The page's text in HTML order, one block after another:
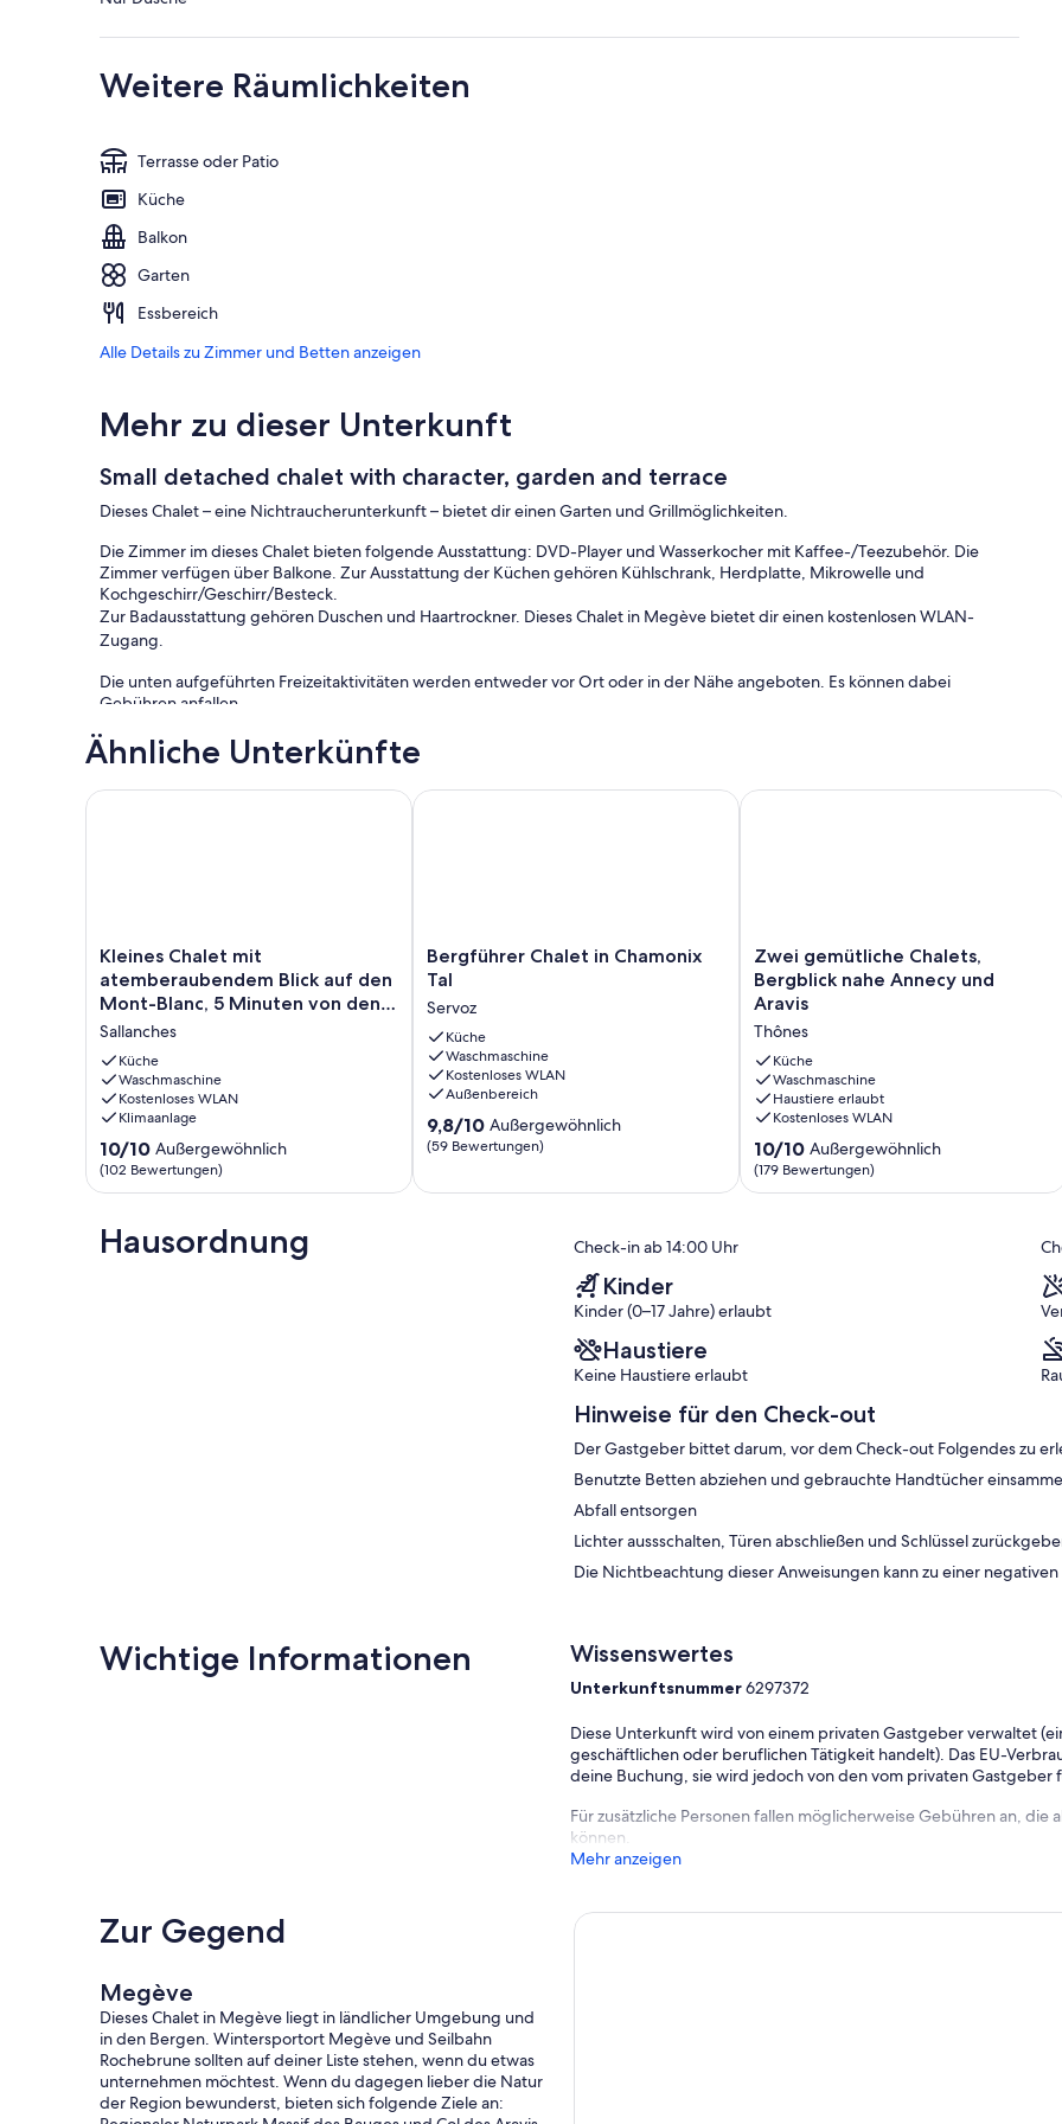
Weitere Räumlichkeiten
Terrasse oder Patio
Küche
Balkon
Garten
Essbereich
Alle Details zu Zimmer und Betten anzeigen
Mehr zu dieser Unterkunft
Small detached chalet with character, garden and terrace
Dieses Chalet – eine Nichtraucherunterkunft – bietet dir einen Garten und Grillmöglichkeiten.
Die Zimmer im dieses Chalet bieten folgende Ausstattung: DVD-Player und Wasserkocher mit Kaffee-/Teezubehör. Die
Zimmer verfügen über Balkone. Zur Ausstattung der Küchen gehören Kühlschrank, Herdplatte, Mikrowelle und
Kochgeschirr/Geschirr/Besteck.
Zur Badausstattung gehören Duschen und Haartrockner. Dieses Chalet in Megève bietet dir einen kostenlosen WLAN-
Zugang.
Die unten aufgeführten Freizeitaktivitäten werden entweder vor Ort oder in der Nähe angeboten. Es können dabei
Gebühren anfallen.
Ähnliche Unterkünfte
Kleines
Chalet
mit
atemberaubendem
Blick
auf
den
Mont-
Blanc,
5
Minuten
von
Skipisten
entfernt
Kleines Chalet mit
atemberaubendem Blick auf den
Mont-Blanc, 5 Minuten von den
Skipisten entfernt
Sallanches
Küche
Waschmaschine
Kostenloses WLAN
Klimaanlage
10.0
von
10,
(102
Bewertungen)
10/10 Außergewöhnlich
(102 Bewertungen)
Kleines Chalet mit atemberaubendem Blick auf den Mont-Blanc, 5 Minuten von den Skipisten entfernt
Bergführer
Chalet
Chamonix
Tal
Servoz
Bergführer Chalet in Chamonix
Tal
Servoz
Küche
Waschmaschine
Kostenloses WLAN
Außenbereich
9.8
von
Außergewöhnlich,
9,8/10 Außergewöhnlich
(59 Bewertungen)
Bergführer Chalet in Chamonix Tal
Zwei
gemütliche
Chalets,
nahe
Annecy
und
Aravis
Thônes
Zwei gemütliche Chalets,
Bergblick nahe Annecy und
Aravis
Thônes
Küche
Waschmaschine
Haustiere erlaubt
Kostenloses WLAN
10.0
von
10,
10/10 Außergewöhnlich
(179 Bewertungen)
Zwei gemütliche Chalets, Bergblick
Hausordnung Check-in ab 14:00 Uhr
Kinder
Kinder (0–17 Jahre) erlaubt
Haustiere
Keine Haustiere erlaubt
Hinweise für den Check-out
Der Gastgeber bittet darum, vor dem Check-out Folgendes zu
Benutzte Betten abziehen und gebrauchte Handtücher
Abfall entsorgen
Lichter aussschalten, Türen abschließen und Schlüssel
Die Nichtbeachtung dieser Anweisungen kann zu einer
Wichtige Informationen Wissenswertes
Unterkunftsnummer6297372
Diese Unterkunft wird von einem privaten Gastgeber verwaltet
geschäftlichen oder beruflichen Tätigkeit handelt). Das EU-
deine Buchung, sie wird jedoch von den vom privaten
Für zusätzliche Personen fallen möglicherweise Gebühren an,
können.
Mehr anzeigen
Zur Gegend
Megève
Dieses Chalet in Megève liegt in ländlicher Umgebung und
in den Bergen. Wintersportort Megève und Seilbahn
Rochebrune sollten auf deiner Liste stehen, wenn du etwas
unternehmen möchtest. Wenn du dagegen lieber die Natur
der Region bewunderst, bieten sich folgende Ziele an: